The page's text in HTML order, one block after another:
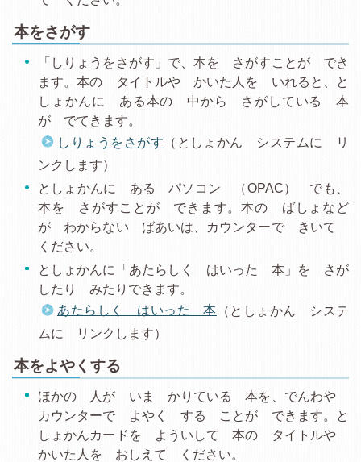
本をさがす
「しりょうをさがす」で、本を さがすことが でき
ます。本の タイトルや かいた人を いれると、と
しょかんに ある本の 中から さがしている 本
が でてきます。
しりょうをさがす （としょかん システムに リ
ンクします）
としょかんに ある パソコン （OPAC） でも、
本を さがすことが できます。本の ばしょなど
が わからない ばあいは、カウンターで きいて
ください。
としょかんに「あたらしく はいった 本」を さが
したり みたりできます。
あたらしく はいった 本
（としょかん システ
ムに リンクします）
本をよやくする
ほかの 人が いま かりている 本を、でんわや
カウンターで よやく する ことが できます。と
しょかんカードを よういして 本の タイトルや
かいた人を おしえて ください。